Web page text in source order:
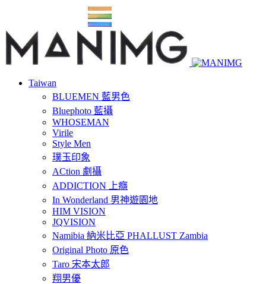
Taiwan
BLUEMEN 藍男色
Bluephoto 藍攝
WHOSEMAN
Virile
Style Men
璞玉印象
ACtion 劇攝
ADDICTION 上癮
In Wonderland 男神遊園地
HIM VISION
JQVISION
Namibia 納米比亞 PHALLUST Zambia
Original Photo 原色
Taro 宋本太郎
翔男優